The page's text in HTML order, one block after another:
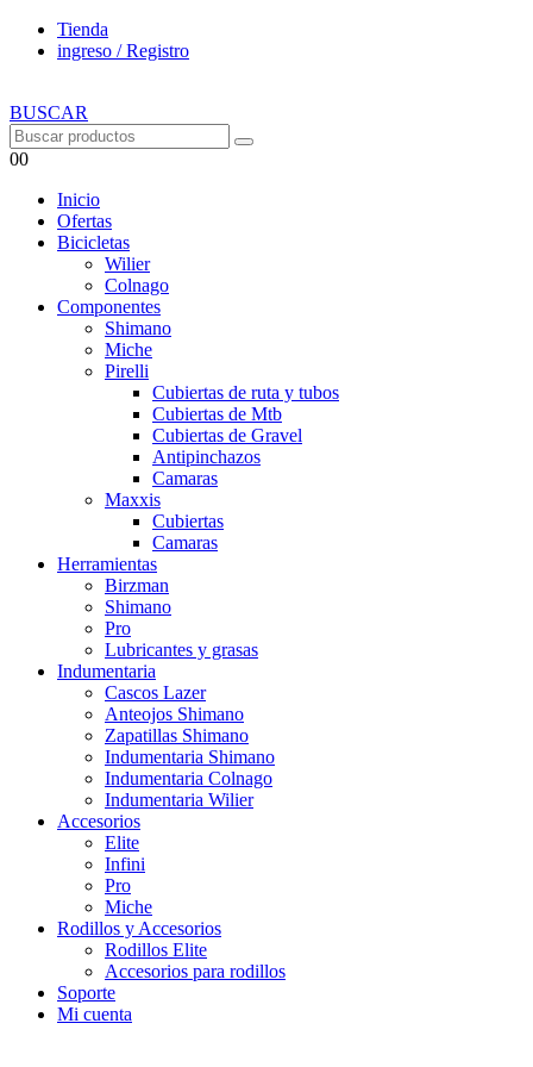
Tienda
ingreso / Registro
BUSCAR
00
Inicio
Ofertas
Bicicletas
Wilier
Colnago
Componentes
Shimano
Miche
Pirelli
Cubiertas de ruta y tubos
Cubiertas de Mtb
Cubiertas de Gravel
Antipinchazos
Camaras
Maxxis
Cubiertas
Camaras
Herramientas
Birzman
Shimano
Pro
Lubricantes y grasas
Indumentaria
Cascos Lazer
Anteojos Shimano
Zapatillas Shimano
Indumentaria Shimano
Indumentaria Colnago
Indumentaria Wilier
Accesorios
Elite
Infini
Pro
Miche
Rodillos y Accesorios
Rodillos Elite
Accesorios para rodillos
Soporte
Mi cuenta